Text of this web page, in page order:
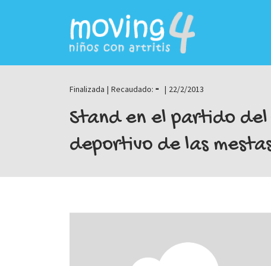
Finalizada | Recaudado: - | 22/2/2013
Stand en el partido del
deportivo de las